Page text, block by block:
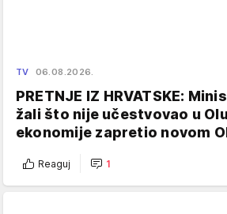
TV 06.08.2026.
PRETNJE IZ HRVATSKE:
žali što nije učestvovao u
ekonomije zapretio novom
Reaguj 1